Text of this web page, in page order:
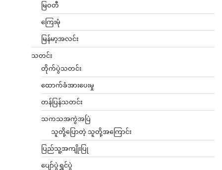
မြဝတီ
ကြေးမုံ
မြန်မာ့အလင်း
သတင်း
တိုက်ပွဲသတင်း
ထောက်ခံအားပေးမှု
တန်ပြန်သတင်း
သကသအကွဲအပြဲ
သူတို့ပြောတဲ့ သူတို့အကြောင်း
ပြည်သူ့အကျိုးပြု
ပျော်ပွဲရွှင်ပွဲ